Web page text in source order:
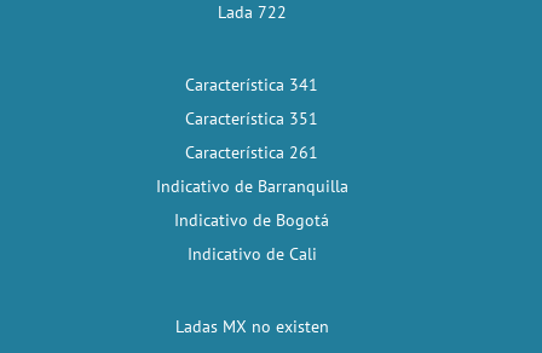
Lada 722
Característica 341
Característica 351
Característica 261
Indicativo de Barranquilla
Indicativo de Bogotá
Indicativo de Cali
Ladas MX no existen